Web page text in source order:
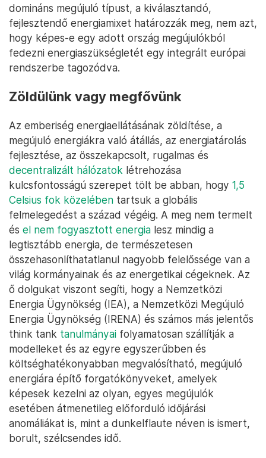
domináns megújuló típust, a kiválasztandó,
fejlesztendő energiamixet határozzák meg, nem azt,
hogy képes-e egy adott ország megújulókból
fedezni energiaszükségletét egy integrált európai
rendszerbe tagozódva.
Zöldülünk vagy megfővünk
Az emberiség energiaellátásának zöldítése, a
megújuló energiákra való átállás, az energiatárolás
fejlesztése, az összekapcsolt, rugalmas és
decentralizált hálózatok létrehozása
kulcsfontosságú szerepet tölt be abban, hogy 1,5
Celsius fok közelében tartsuk a globális
felmelegedést a század végéig. A meg nem termelt
és el nem fogyasztott energia lesz mindig a
legtisztább energia, de természetesen
összehasonlíthatatlanul nagyobb felelőssége van a
világ kormányainak és az energetikai cégeknek. Az
ő dolgukat viszont segíti, hogy a Nemzetközi
Energia Ügynökség (IEA), a Nemzetközi Megújuló
Energia Ügynökség (IRENA) és számos más jelentős
think tank tanulmányai folyamatosan szállítják a
modelleket és az egyre egyszerűbben és
költséghatékonyabban megvalósítható, megújuló
energiára építő forgatókönyveket, amelyek
képesek kezelni az olyan, egyes megújulók
esetében átmenetileg előforduló időjárási
anomáliákat is, mint a dunkelflaute néven is ismert,
borult, szélcsendes idő.